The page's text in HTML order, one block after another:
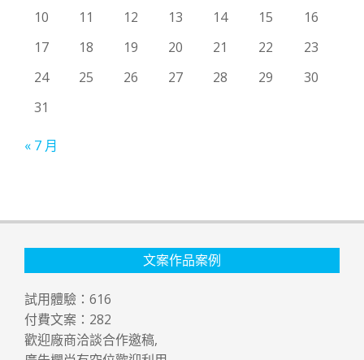
10
11 12 13 14 15
16
17
18 19 20 21 22
23
24
25 26 27 28 29
30
31
« 7 月
文案作品案例
試用體驗： 616
付費文案： 282
歡迎廠商洽談合作邀稿,